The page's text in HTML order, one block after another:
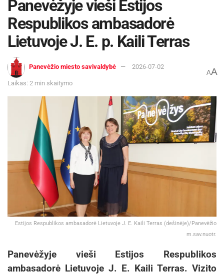
Panevėžyje vieši Estijos
Respublikos ambasadorė
Lietuvoje J. E. p. Kaili Terras
Panevėžio miesto savivaldybė 2026-07-02
Laikas: 2 min skaitymo
AA
Estijos Respublikos ambasadorė Lietuvoje J. E. Kaili Terras (dešinėje)/Panevėžio
m.sav.nuotr.
Panevėžyje vieši Estijos Respublikos
ambasadorė Lietuvoje J. E. Kaili Terras. Vizito